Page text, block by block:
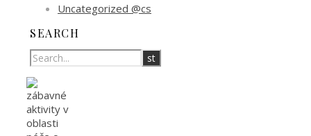
Uncategorized @cs
SEARCH